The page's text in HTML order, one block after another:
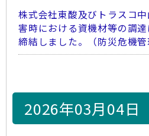
株式会社東酸及びトラスコ
害時における資機材等の調
締結しました。（防災危機管
2026年03月04日